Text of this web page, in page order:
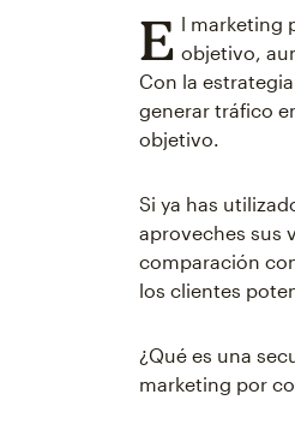
E l marketing
objetivo,
Con la
generar tráfico
objetivo.
Si ya has
aproveches sus
comparación
los clientes
¿Qué es una
marketing por